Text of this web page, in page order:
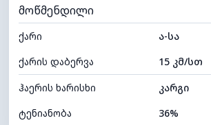
ხილვადობა
განათების ინდექსი 7 (ნათელი)
ღრუბლის სიმაღლე 11760 მ
მოწმენდილი
ქარი
ა-სა
ქარის დაბერვა
15 კმ/სთ
ჰაერის ხარისხი
კარგი
ტენიანობა
36%